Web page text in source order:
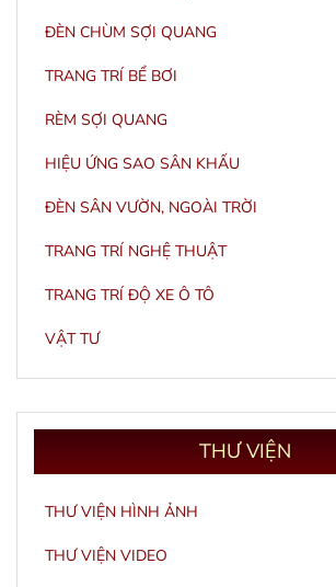
ĐÈN CHÙM SỢI QUANG
TRANG TRÍ BỂ BƠI
RÈM SỢI QUANG
HIỆU ỨNG SAO SÂN KHẤU
ĐÈN SÂN VƯỜN, NGOÀI TRỜI
TRANG TRÍ NGHỆ THUẬT
TRANG TRÍ ĐỘ XE Ô TÔ
VẬT TƯ
THƯVIỆN
THƯ VIỆN HÌNH ẢNH
THƯ VIỆN VIDEO